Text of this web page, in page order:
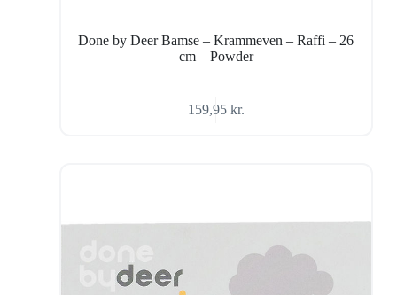
Done by Deer Bamse – Krammeven – Raffi – 26
cm – Powder
159,95 kr.